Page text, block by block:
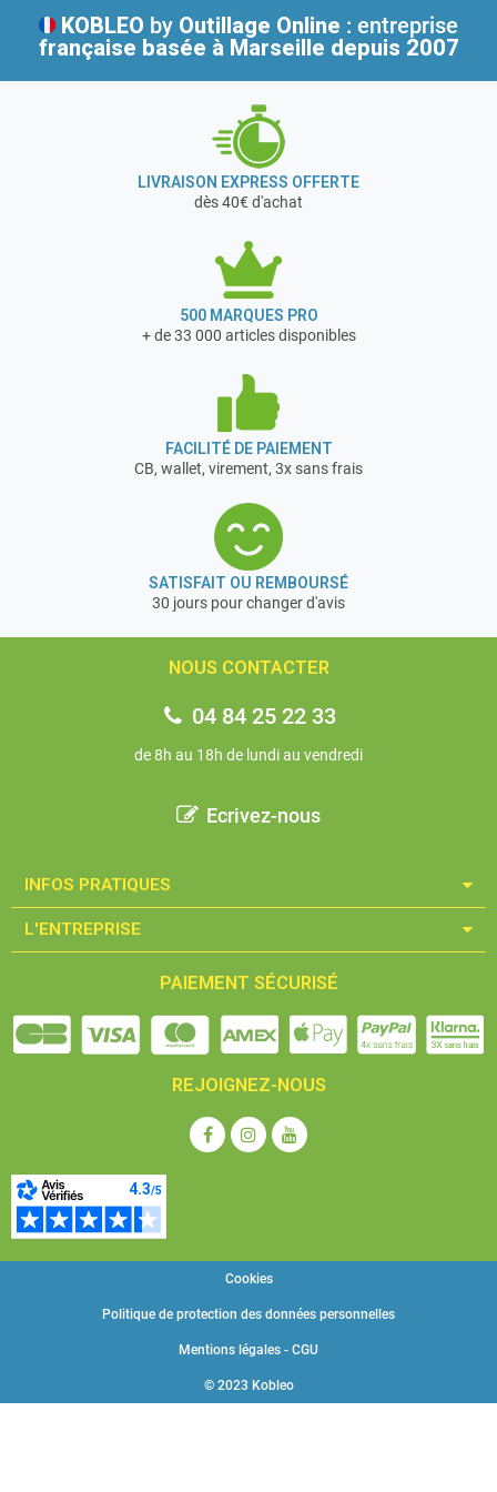
KOBLEO by Outillage Online : entreprise
française basée à Marseille depuis 2007
LIVRAISON EXPRESS OFFERTE
dès 40€ d'achat
500 MARQUES PRO
+ de 33 000 articles disponibles
FACILITÉ DE PAIEMENT
CB, wallet, virement, 3x sans frais
SATISFAIT OU REMBOURSÉ
30 jours pour changer d'avis
NOUS CONTACTER
04 84 25 22 33
de 8h au 18h de lundi au vendredi
Ecrivez-nous
INFOS PRATIQUES​
L'ENTREPRISE​
PAIEMENT SÉCURISÉ
REJOIGNEZ-NOUS
© 2023 Kobleo
Mentions légales - CGU
Politique de protection des données personnelles
Cookies